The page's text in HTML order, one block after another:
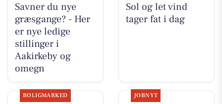
Savner du nye
græsgange? - Her
er nye ledige
stillinger i
Aakirkeby og
omegn
Sol og let vind
tager fat i dag
BOLIGMARKED JOBNYT